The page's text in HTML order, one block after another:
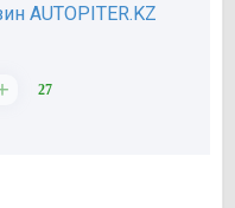
AUTOPITER.KZ
27